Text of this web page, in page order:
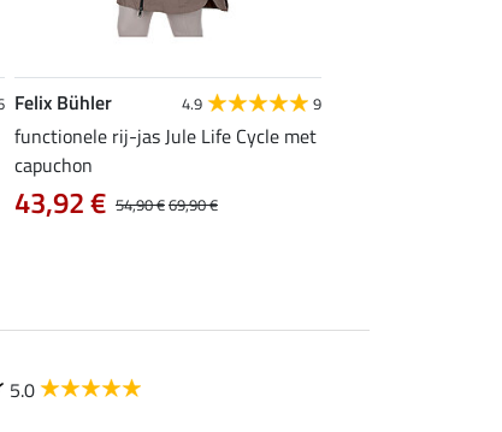
Felix Bühler 4.9 9
functionele rij-jas Jule Life Cycle met
capuchon
54,90 €69,90 €
43,92 €
5.0